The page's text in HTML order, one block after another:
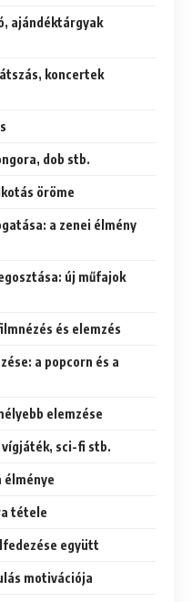
ajándéktárgyak
koncertek
dob stb.
öröme
a zenei élmény
új műfajok
és elemzés
a popcorn és a
elemzése
sci-fi stb.
élménye
tétele
együtt
motivációja